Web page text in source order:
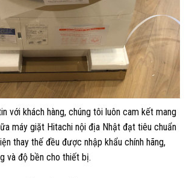
với khách hàng, chúng tôi luôn cam kết mang
máy giặt Hitachi nội địa Nhật đạt tiêu chuẩn
thay thế đều được nhập khẩu chính hãng,
và độ bền cho thiết bị.